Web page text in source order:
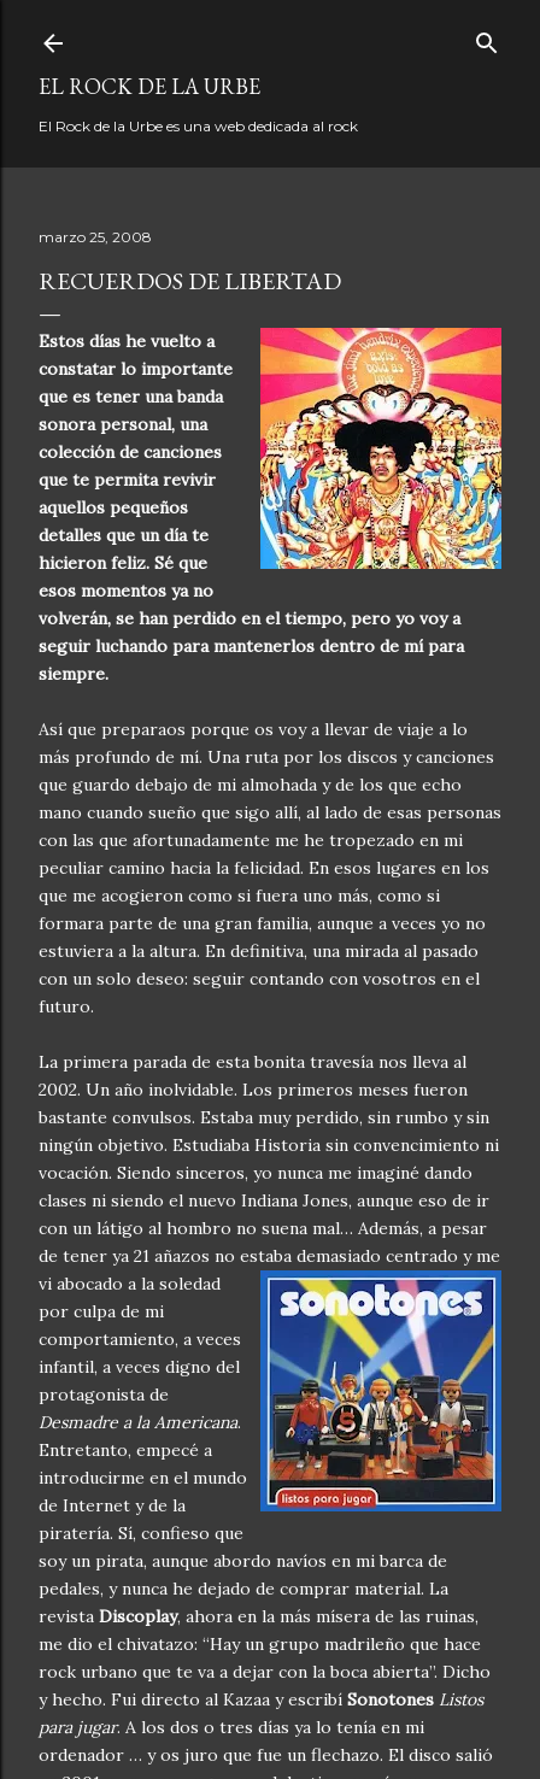
EL ROCK DE LA URBE
El Rock de la Urbe es una web dedicada al rock
marzo 25, 2008
RECUERDOS DE LIBERTAD
Estos días he vuelto a
constatar lo importante
que es tener una banda
sonora personal, una
colección de canciones
que te permita revivir
aquellos pequeños
detalles que un día te
hicieron feliz. Sé que
esos momentos ya no
volverán, se han perdido en el tiempo, pero yo voy a
seguir luchando para mantenerlos dentro de mí para
siempre.
Así que preparaos porque os voy a llevar de viaje a lo
más profundo de mí. Una ruta por los discos y canciones
que guardo debajo de mi almohada y de los que echo
mano cuando sueño que sigo allí, al lado de esas personas
con las que afortunadamente me he tropezado en mi
peculiar camino hacia la felicidad. En esos lugares en los
que me acogieron como si fuera uno más, como si
formara parte de una gran familia, aunque a veces yo no
estuviera a la altura. En definitiva, una mirada al pasado
con un solo deseo: seguir contando con vosotros en el
futuro.
La primera parada de esta bonita travesía nos lleva al
2002. Un año inolvidable. Los primeros meses fueron
bastante convulsos. Estaba muy perdido, sin rumbo y sin
ningún objetivo. Estudiaba Historia sin convencimiento ni
vocación. Siendo sinceros, yo nunca me imaginé dando
clases ni siendo el nuevo Indiana Jones, aunque eso de ir
con un látigo al hombro no suena mal… Además, a pesar
de tener ya 21 añazos no estaba demasiado centrado y me
vi abocado a la soledad
por culpa de mi
comportamiento, a veces
infantil, a veces digno del
protagonista de
Desmadre a la Americana.
Entretanto, empecé a
introducirme en el mundo
de Internet y de la
piratería. Sí, confieso que
soy un pirata, aunque abordo navíos en mi barca de
pedales, y nunca he dejado de comprar material. La
revista Discoplay, ahora en la más mísera de las ruinas,
me dio el chivatazo: “Hay un grupo madrileño que hace
rock urbano que te va a dejar con la boca abierta”. Dicho
y hecho. Fui directo al Kazaa y escribí Sonotones Listos
para jugar. A los dos o tres días ya lo tenía en mi
ordenador … y os juro que fue un flechazo. El disco salió